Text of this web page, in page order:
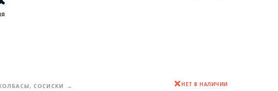
СОСИСКИ
НЕТ В НАЛИЧИИ